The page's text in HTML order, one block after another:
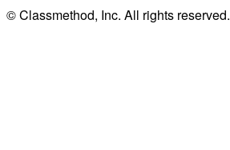
© Classmethod, Inc. All rights reserved.